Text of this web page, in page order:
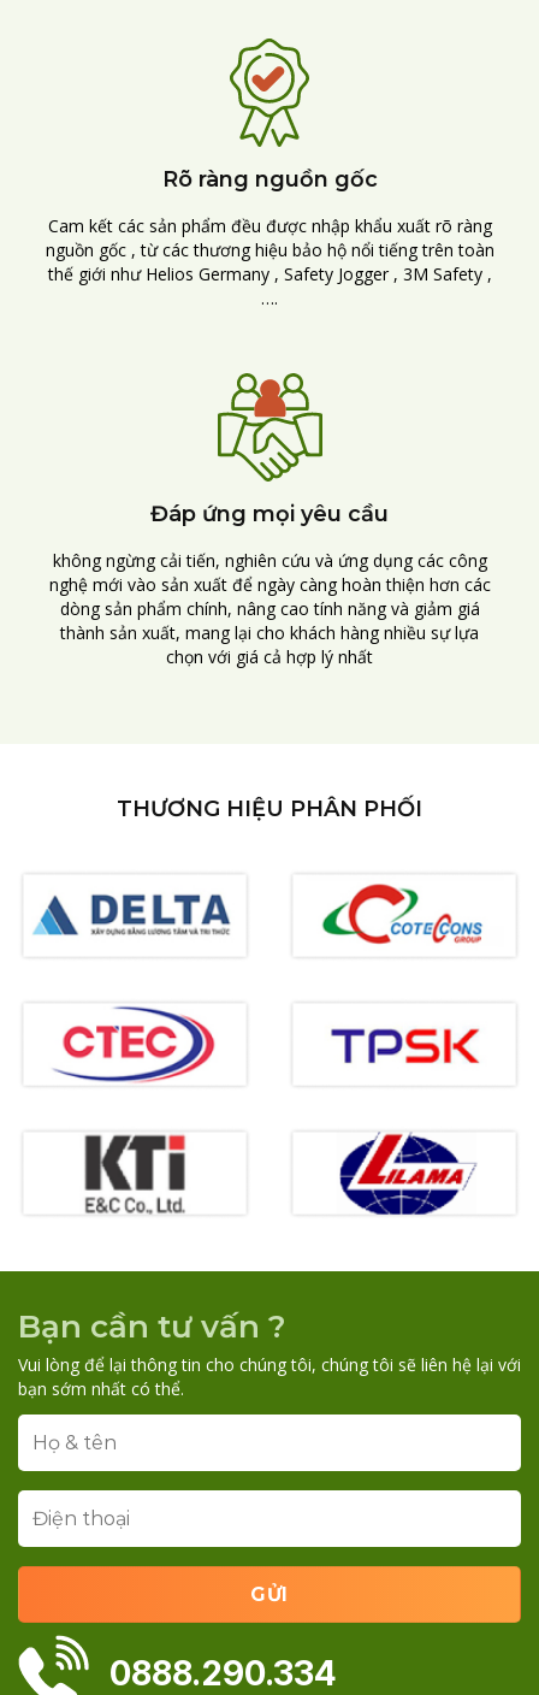
Rõ ràng nguồn gốc
Cam kết các sản phẩm đều được nhập khẩu xuất rõ ràng
nguồn gốc , từ các thương hiệu bảo hộ nổi tiếng trên toàn
thế giới như Helios Germany , Safety Jogger , 3M Safety ,
….
Đáp ứng mọi yêu cầu
không ngừng cải tiến, nghiên cứu và ứng dụng các công
nghệ mới vào sản xuất để ngày càng hoàn thiện hơn các
dòng sản phẩm chính, nâng cao tính năng và giảm giá
thành sản xuất, mang lại cho khách hàng nhiều sự lựa
chọn với giá cả hợp lý nhất
THƯƠNG HIỆU PHÂN PHỐI
Bạn cần tư vấn ?
Vui lòng để lại thông tin cho chúng tôi, chúng tôi sẽ liên hệ lại với
bạn sớm nhất có thể.
0888.290.334